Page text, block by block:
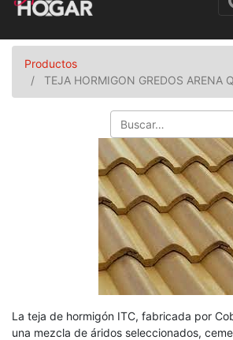
Productos
TEJA HORMIGON GREDOS ARENA
La teja de hormigón ITC, fabricada por
una mezcla de áridos seleccionados,